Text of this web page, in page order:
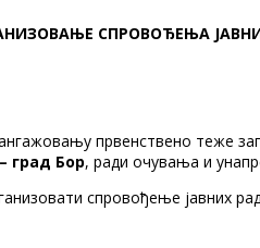
СПРОВОЂЕЊА
првенствено теже
град Бор, ради очувања и
спровођење јавних